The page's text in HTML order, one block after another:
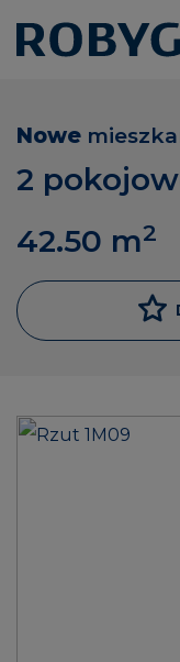
Nowe
2
42.50 m2